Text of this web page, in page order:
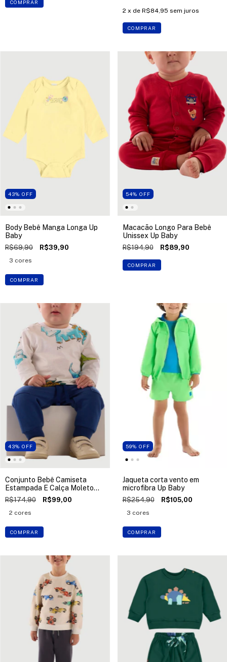
COMPRAR
2 x de R$84,95 sem juros
COMPRAR
43% OFF
Body Bebê Manga Longa Up
Baby
R$69,90 R$39,90
3 cores
COMPRAR
54% OFF
Macacão Longo Para Bebê
Unissex Up Baby
R$194,90 R$89,90
COMPRAR
43% OFF
Conjunto Bebê Camiseta
Estampada E Calça Moletom
Up Baby
R$174,90 R$99,00
2 cores
COMPRAR
59% OFF
Jaqueta corta vento em
microfibra Up Baby
R$254,90 R$105,00
3 cores
COMPRAR